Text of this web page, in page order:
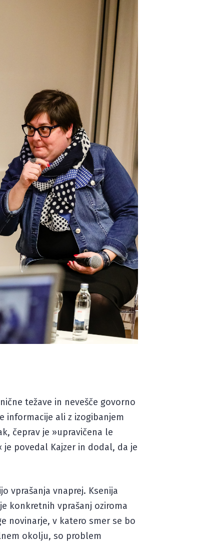
težave in nevešče govorno
informacije ali z izogibanjem
čeprav je »upravičena le
povedal Kajzer in dodal, da je
vprašanja vnaprej. Ksenija
konkretnih vprašanj oziroma
novinarje, v katero smer se bo
okolju, so problem